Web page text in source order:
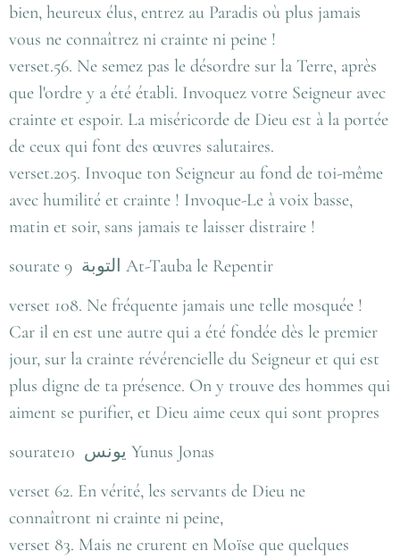
bien, heureux élus, entrez au Paradis où plus jamais
vous ne connaîtrez ni crainte ni peine !
verset.56. Ne semez pas le désordre sur la Terre, après
que l'ordre y a été établi. Invoquez votre Seigneur avec
crainte et espoir. La miséricorde de Dieu est à la portée
de ceux qui font des œuvres salutaires.
verset.205. Invoque ton Seigneur au fond de toi-même
avec humilité et crainte ! Invoque-Le à voix basse,
matin et soir, sans jamais te laisser distraire !
sourate 9 التوبة At-Tauba le Repentir
verset 108. Ne fréquente jamais une telle mosquée !
Car il en est une autre qui a été fondée dès le premier
jour, sur la crainte révérencielle du Seigneur et qui est
plus digne de ta présence. On y trouve des hommes qui
aiment se purifier, et Dieu aime ceux qui sont propres
sourate10 يونس Yunus Jonas
verset 62. En vérité, les servants de Dieu ne
connaîtront ni crainte ni peine,
verset 83. Mais ne crurent en Moïse que quelques